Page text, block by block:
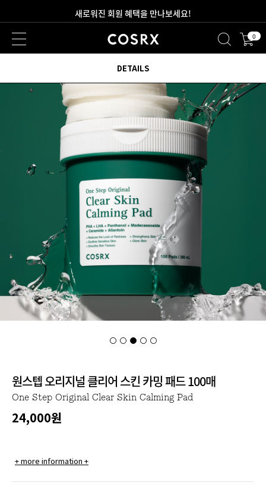
2만원 이상 무료 배송
새로워진 회원 혜택을 만나보세요! 0
원스텝 오리지널 클리어 스킨 카밍 패드 100매
One Step Original Clear Skin Calming Pad
24,000원
+ more information +
DETAILS